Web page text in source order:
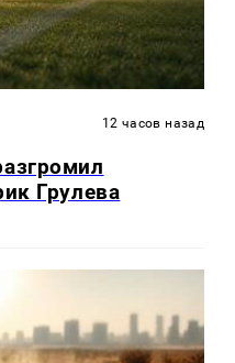
12 часов назад
Грулева